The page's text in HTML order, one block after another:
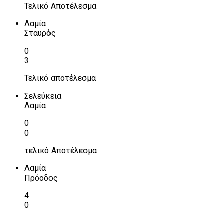
Τελικό Αποτέλεσμα
Λαμία
Σταυρός
0
3
Τελικό αποτέλεσμα
Σελεύκεια
Λαμία
0
0
τελικό Αποτέλεσμα
Λαμία
Πρόοδος
4
0